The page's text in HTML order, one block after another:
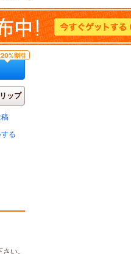
割引
ップ
る
い。